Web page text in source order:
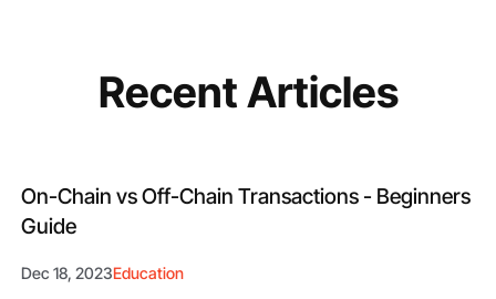
Recent Articles
On-Chain vs Off-Chain Transactions - Beginners
Guide
Dec 18, 2023Education